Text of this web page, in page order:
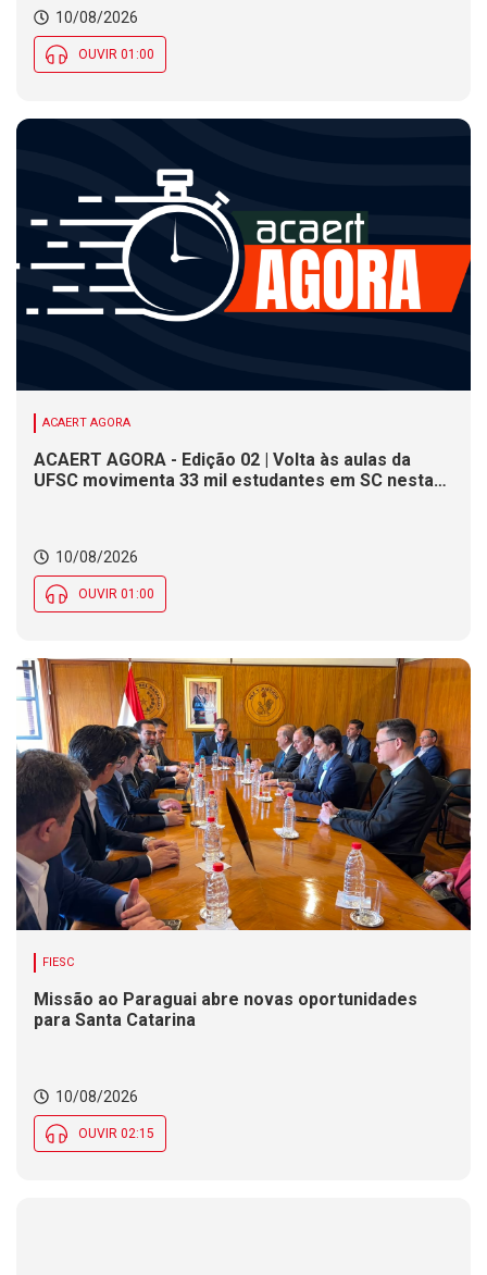
SC 10/08/2026
OUVIR 01:00
ACAERT AGORA
ACAERT AGORA - Edição 02 | Volta às aulas da
UFSC movimenta 33 mil estudantes em SC nesta
10/08/2026
OUVIR 01:00
FIESC
Missão ao Paraguai abre novas oportunidades
para Santa Catarina
10/08/2026
OUVIR 02:15